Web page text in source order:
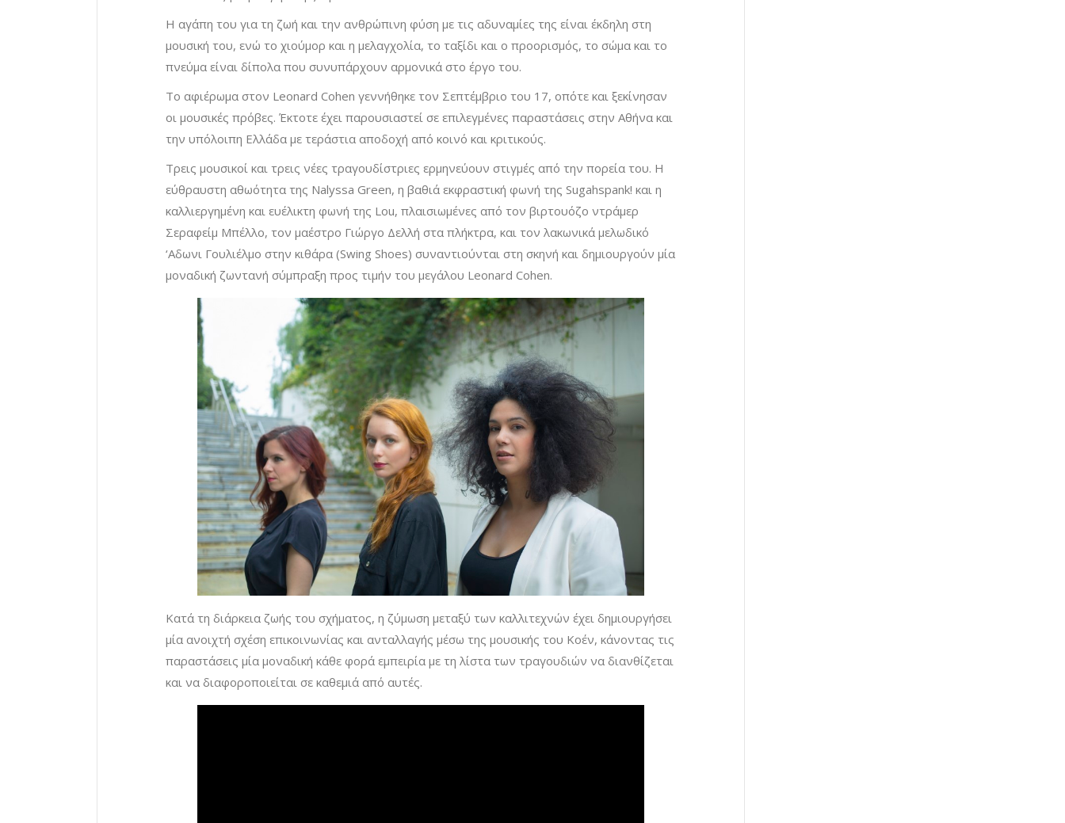
Η αγάπη του για τη ζωή και την ανθρώπινη φύση με τις αδυναμίες της είναι έκδηλη στη
μουσική του, ενώ το χιούμορ και η μελαγχολία, το ταξίδι και ο προορισμός, το σώμα και το
πνεύμα είναι δίπολα που συνυπάρχουν αρμονικά στο έργο του.
Το αφιέρωμα στον Leonard Cohen γεννήθηκε τον Σεπτέμβριο του 17, οπότε και ξεκίνησαν
οι μουσικές πρόβες. Έκτοτε έχει παρουσιαστεί σε επιλεγμένες παραστάσεις στην Αθήνα και
την υπόλοιπη Ελλάδα με τεράστια αποδοχή από κοινό και κριτικούς.
Τρεις μουσικοί και τρεις νέες τραγουδίστριες ερμηνεύουν στιγμές από την πορεία του. Η
εύθραυστη αθωότητα της Nalyssa Green, η βαθιά εκφραστική φωνή της Sugahspank! και η
καλλιεργημένη και ευέλικτη φωνή της Lou, πλαισιωμένες από τον βιρτουόζο ντράμερ
Σεραφείμ Μπέλλο, τον μαέστρο Γιώργο Δελλή στα πλήκτρα, και τον λακωνικά μελωδικό
‘Αδωνι Γουλιέλμο στην κιθάρα (Swing Shoes) συναντιούνται στη σκηνή και δημιουργούν μία
μοναδική ζωντανή σύμπραξη προς τιμήν του μεγάλου Leonard Cohen.
Κατά τη διάρκεια ζωής του σχήματος, η ζύμωση μεταξύ των καλλιτεχνών έχει δημιουργήσει
μία ανοιχτή σχέση επικοινωνίας και ανταλλαγής μέσω της μουσικής του Κοέν, κάνοντας τις
παραστάσεις μία μοναδική κάθε φορά εμπειρία με τη λίστα των τραγουδιών να διανθίζεται
και να διαφοροποιείται σε καθεμιά από αυτές.